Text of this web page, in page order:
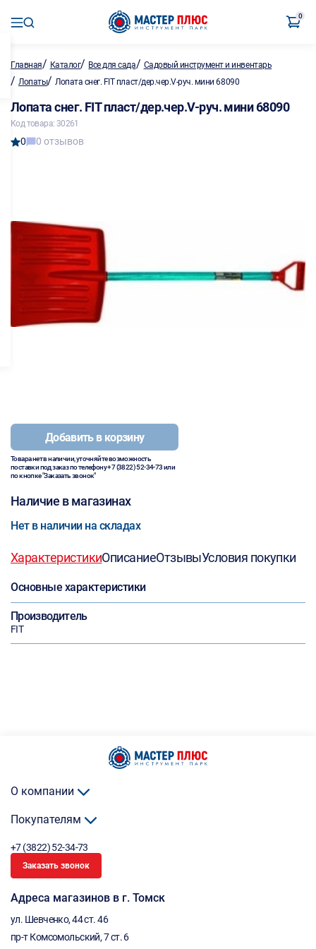
0
Главная/ Каталог/ Все для сада/ Садовый инструмент и инвентарь
/ Лопаты/Лопата снег. FIT пласт/дер.чер.V-руч. мини 68090
Лопата снег. FIT пласт/дер.чер.V-руч. мини 68090
Код товара: 30261
0 0 отзывов
Добавить в корзину
Товара нет в наличии, уточняйте возможность
поставки под заказ по телефону+7 (3822) 52-34-73или
по кнопке "Заказать звонок"
Наличие в магазинах
Нет в наличии на складах
ХарактеристикиОписаниеОтзывыУсловия покупки
Основные характеристики
Производитель
FIT
О компании
Покупателям
+7 (3822) 52-34-73
Заказать звонок
Адреса магазинов в г. Томск
ул. Шевченко, 44 ст. 46
пр-т Комсомольский, 7 ст. 6